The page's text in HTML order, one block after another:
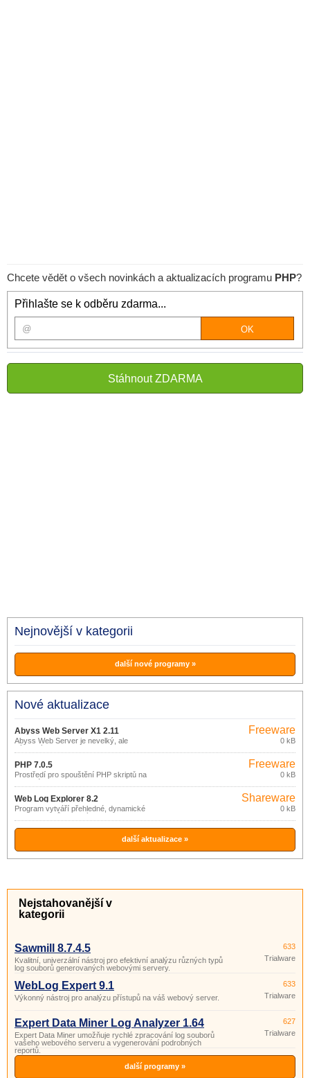
Chcete vědět o všech novinkách a aktualizacích programu PHP?
Přihlašte se k odběru zdarma...
Stáhnout ZDARMA
Nejnovější v kategorii
další nové programy »
Nové aktualizace
Abyss Web Server X1 2.11
Abyss Web Server je nevelký, ale
výkonný web server.
Freeware
0 kB
PHP 7.0.5
Prostředí pro spouštění PHP skriptů na
webovém serveru.
Freeware
0 kB
Web Log Explorer 8.2
Program vytváří přehledné, dynamické
reporty z logů webových a proxy
serverů nebo firewallů.
Shareware
0 kB
další aktualizace »
Nejstahovanější v
kategorii
Sawmill 8.7.4.5
Kvalitní, univerzální nástroj pro efektivní analýzu různých typů
log souborů generovaných webovými servery.
633
Trialware
WebLog Expert 9.1
Výkonný nástroj pro analýzu přístupů na váš webový server.
633
Trialware
Expert Data Miner Log Analyzer 1.64
Expert Data Miner umožňuje rychlé zpracování log souborů
vašeho webového serveru a vygenerování podrobných
reportů.
627
Trialware
další programy »